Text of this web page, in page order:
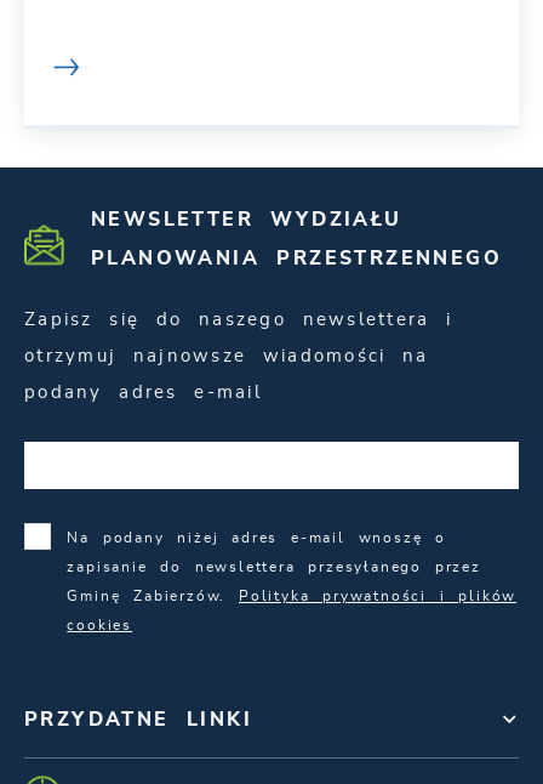
PRZYDATNE LINKI
NEWSLETTER WYDZIAŁU
PLANOWANIA PRZESTRZENNEGO
Zapisz się do naszego newslettera i
otrzymuj najnowsze wiadomości na
podany adres e-mail
Na podany niżej adres e-mail wnoszę o
zapisanie do newslettera przesyłanego przez
Gminę Zabierzów.
Polityka prywatności i plików
cookies